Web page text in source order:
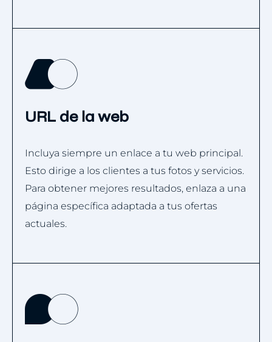
URL de la web
Incluya siempre un enlace a tu web principal.
Esto dirige a los clientes a tus fotos y servicios.
Para obtener mejores resultados, enlaza a una
página específica adaptada a tus ofertas
actuales.